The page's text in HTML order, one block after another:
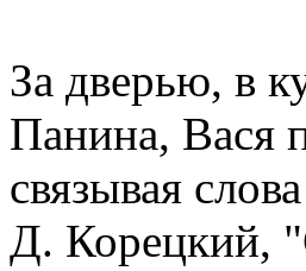
За дверью, в
Панина, Вася
связывая
Д. Корецкий,